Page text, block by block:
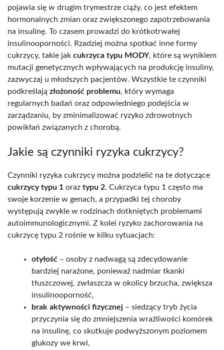
pojawia się w drugim trymestrze ciąży, co jest efektem
hormonalnych zmian oraz zwiększonego zapotrzebowania
na insulinę. To czasem prowadzi do krótkotrwałej
insulinooporności. Rzadziej można spotkać inne formy
cukrzycy, takie jak cukrzyca typu MODY, które są wynikiem
mutacji genetycznych wpływających na produkcję insuliny,
zazwyczaj u młodszych pacjentów. Wszystkie te czynniki
podkreślają złożoność problemu, który wymaga
regularnych badań oraz odpowiedniego podejścia w
zarządzaniu, by zminimalizować ryzyko zdrowotnych
powikłań związanych z chorobą.
Jakie są czynniki ryzyka cukrzycy?
Czynniki ryzyka cukrzycy można podzielić na te dotyczące
cukrzycy typu 1 oraz typu 2. Cukrzyca typu 1 często ma
swoje korzenie w genach, a przypadki tej choroby
występują zwykle w rodzinach dotkniętych problemami
autoimmunologicznymi. Z kolei ryzyko zachorowania na
cukrzycę typu 2 rośnie w kilku sytuacjach:
otyłość – osoby z nadwagą są zdecydowanie
bardziej narażone, ponieważ nadmiar tkanki
tłuszczowej, zwłaszcza w okolicy brzucha, zwiększa
insulinooporność,
brak aktywności fizycznej – siedzący tryb życia
przyczynia się do zmniejszenia wrażliwości komórek
na insulinę, co skutkuje podwyższonym poziomem
glukozy we krwi,